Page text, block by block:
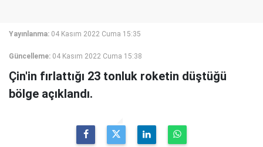
Yayınlanma: 04 Kasım 2022 Cuma 15:35
Güncelleme: 04 Kasım 2022 Cuma 15:38
Çin'in fırlattığı 23 tonluk roketin düştüğü
bölge açıklandı.